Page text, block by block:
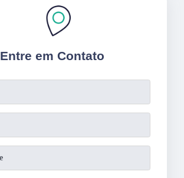
Entre em Contato